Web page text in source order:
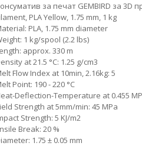
за печат GEMBIRD за 3D
PLA Yellow, 1.75 mm, 1 kg
PLA, 1.75 mm diameter
1 kg/spool (2.2 lbs)
approx. 330 m
at 21.5 °C: 1.25 g/cm3
Flow Index at 10min, 2.16kg: 5
Point: 190 - 220 °C
Deflection-Temperature at 0.455
Strength at 5mm/min: 45 MPa
Strength: 5 KJ/m2
Break: 20 %
1.75 ± 0.05 mm